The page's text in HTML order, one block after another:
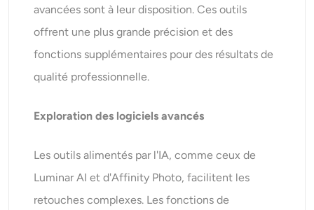
avancées sont à leur disposition. Ces outils
offrent une plus grande précision et des
fonctions supplémentaires pour des résultats de
qualité professionnelle.
Exploration des logiciels avancés
Les outils alimentés par l'IA, comme ceux de
Luminar AI et d'Affinity Photo, facilitent les
retouches complexes. Les fonctions de